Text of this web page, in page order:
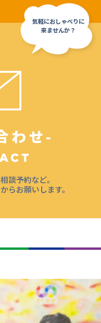
談予約など。
らお願いします。